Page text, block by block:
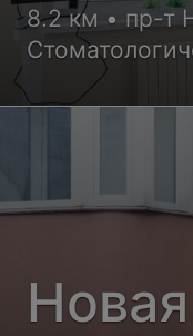
8.2 км • пр-т